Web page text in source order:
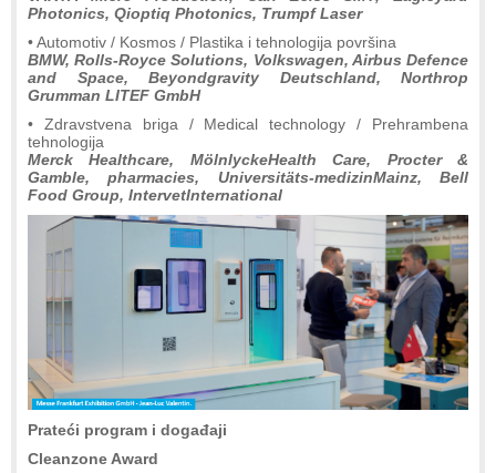
Photonics, Qioptiq Photonics, Trumpf Laser
• Automotiv / Kosmos / Plastika i tehnologija površina
BMW, Rolls-Royce Solutions, Volkswagen, Airbus Defence
and Space, Beyondgravity Deutschland, Northrop
Grumman LITEF GmbH
• Zdravstvena briga / Medical technology / Prehrambena
tehnologija
Merck Healthcare, MölnlyckeHealth Care, Procter &
Gamble, pharmacies, Universitäts-medizinMainz, Bell
Food Group, IntervetInternational
Prateći program i događaji
Cleanzone Award